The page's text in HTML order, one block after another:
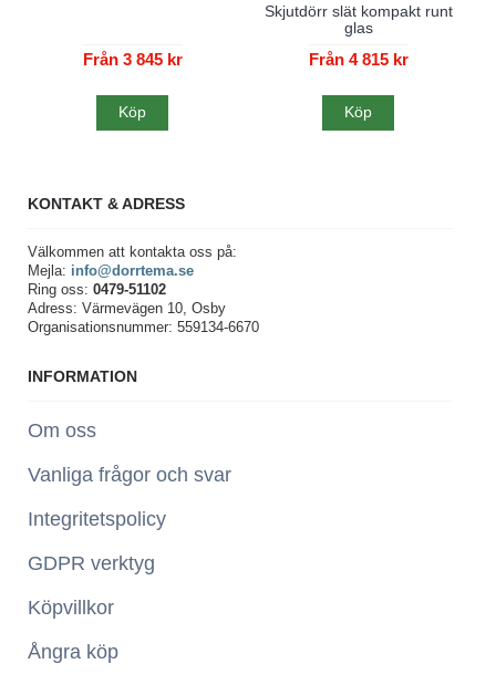
Från 3 845 kr
Köp
Skjutdörr slät kompakt runt
glas
Från 4 815 kr
Köp
KONTAKT & ADRESS
Välkommen att kontakta oss på:
Mejla: info@dorrtema.se
Ring oss: 0479-51102
Adress: Värmevägen 10, Osby
Organisationsnummer: 559134-6670
INFORMATION
Om oss
Vanliga frågor och svar
Integritetspolicy
GDPR verktyg
Köpvillkor
Ångra köp